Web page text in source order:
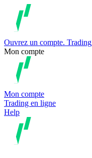
Ouvrez un compte. Trading
Mon compte
Mon compte
Trading en ligne
Help